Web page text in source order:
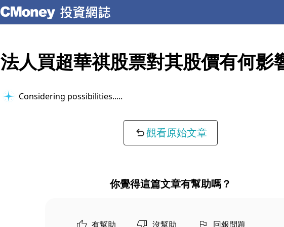
法人買超華祺股票對其股價有何影
Considering possibilities...
觀看原始文章
你覺得這篇文章有幫助嗎？
有幫助 沒幫助 回報問題